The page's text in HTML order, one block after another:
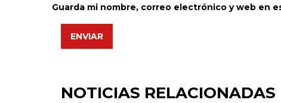
Guarda mi nombre, correo electrónico y web en
ENVIAR
NOTICIAS RELACIONADAS